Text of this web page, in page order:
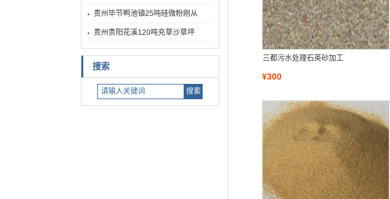
贵州毕节鸭池镇25吨硅微粉刚从
贵州贵阳花溪120吨充草沙草坪
搜索
三都污水处理石英砂加工
¥300